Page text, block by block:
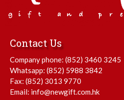
Contact Us
Company phone: (852) 3460 3245
Whatsapp: (852) 5988 3842
Fax: (852) 3013 9770
Email: info@newgift.com.hk